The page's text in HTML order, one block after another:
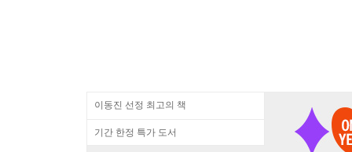
이동진 선정 최고의 책
기간 한정 특가 도서